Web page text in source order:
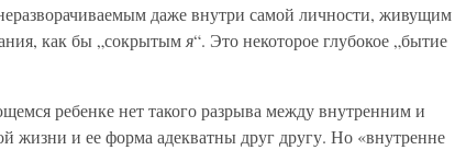
даже внутри самой личности, живущим
как бы „сокрытымя“. Это некоторое глубокое „бытие
ребенке нет такого разрыва между внутренним и
жизни и ее форма адекватны друг другу. Но «внутренне